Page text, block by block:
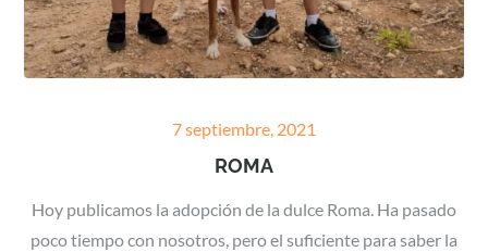
Posted
7 septiembre, 2021
ROMA
Hoy publicamos la adopción de la dulce Roma. Ha pasado
poco tiempo con nosotros, pero el suficiente para saber la